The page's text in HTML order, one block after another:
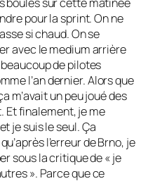
pour la sprint. On ne
si chaud. On se
avec le medium arrière
de pilotes
l’an dernier. Alors que
m’avait un peu joué des
Et finalement, je me
je suis le seul. Ça
l’erreur de Brno, je
sous la critique de « je
». Parce que ce